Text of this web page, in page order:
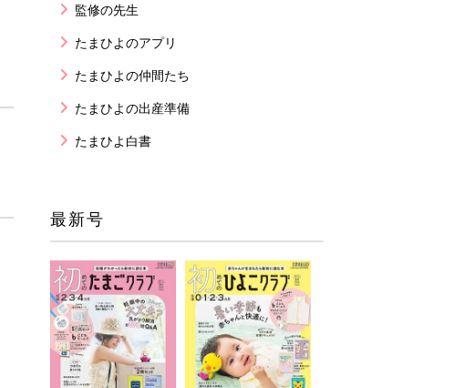
監修の先生
たまひよのアプリ
たまひよの仲間たち
たまひよの出産準備
たまひよ白書
最新号